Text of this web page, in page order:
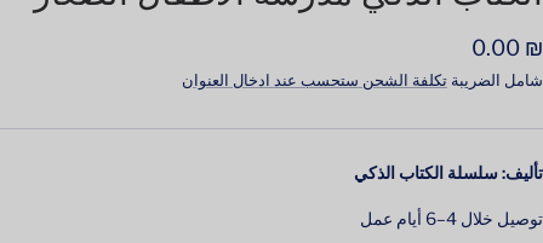
السعر
المخفَّض
₪ 0.00
شامل الضريبة تكلفة الشحن ستحسب عند ادخال العنوان
تأليف: ‎سلسلة الكتاب الذكي‎
توصيل خلال 4–6 أيام عمل